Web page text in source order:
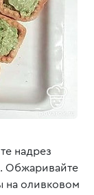
надрез
Обжаривайте
на оливковом